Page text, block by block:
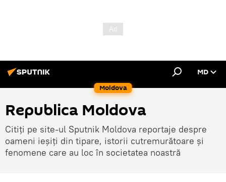
Moldova
MD
Republica Moldova
Citiți pe site-ul Sputnik Moldova reportaje despre
oameni ieșiți din tipare, istorii cutremurătoare și
fenomene care au loc în societatea noastră